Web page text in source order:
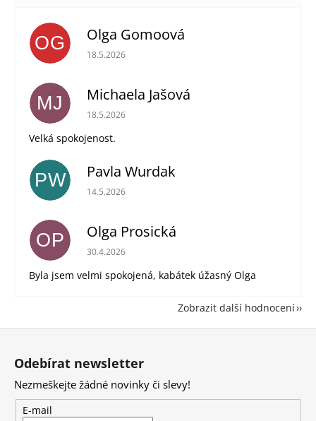
OG Olga Gomoová
Hodnocení obchodu je 5 z 5 hvězdiček.
18.5.2026
MJ Michaela Jašová
Hodnocení obchodu je 5 z 5 hvězdiček.
18.5.2026
Velká spokojenost.
PW Pavla Wurdak
Hodnocení obchodu je 5 z 5 hvězdiček.
14.5.2026
OP Olga Prosická
Hodnocení obchodu je 5 z 5 hvězdiček.
30.4.2026
Byla jsem velmi spokojená, kabátek úžasný Olga
Zobrazit další hodnocení
Z
Odebírat newsletter
Nezmeškejte žádné novinky či slevy!
E-mail